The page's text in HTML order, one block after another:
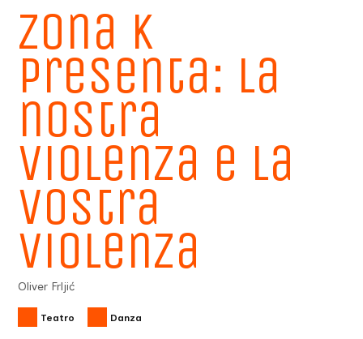
Zona K
presenta: La
nostra
violenza e la
vostra
violenza
Oliver Frljić
Teatro Danza